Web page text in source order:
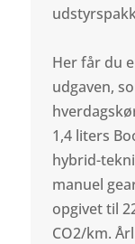
Her får du
udgaven,
1,4 liters
hybrid-
manuel
opgivet til
CO2/km.